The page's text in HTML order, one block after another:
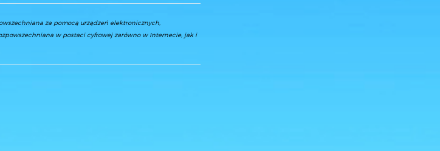
za pomocą urządzeń elektronicznych,
w postaci cyfrowej zarówno w Internecie, jak i